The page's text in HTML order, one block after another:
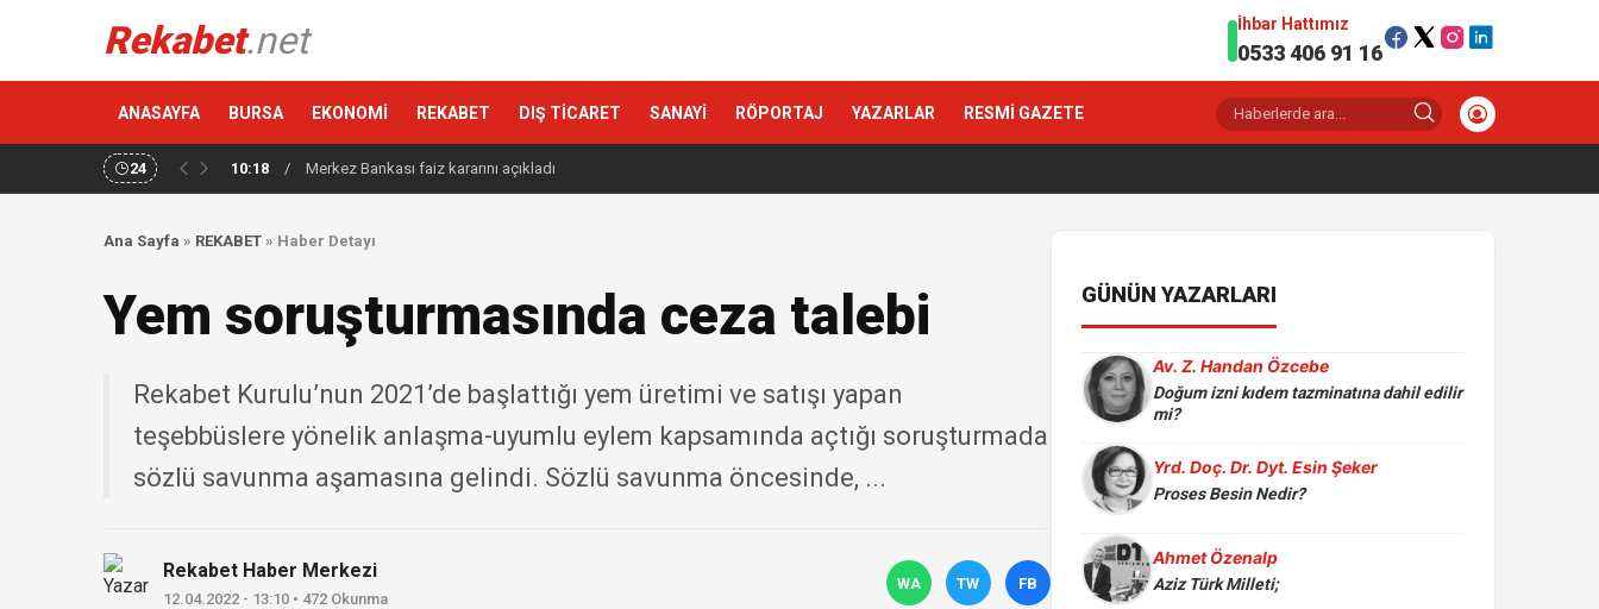
Rekabet.net İhbar Hattımız
0533 406 91 16
ANASAYFA BURSA EKONOMİ REKABET DIŞ TİCARET SANAYİ RÖPORTAJ YAZARLAR RESMİ GAZETE
24 10:18 / Merkez Bankası faiz kararını açıkladı
Ana Sayfa » REKABET » Haber Detayı
Yem soruşturmasında ceza talebi
Rekabet Kurulu’nun 2021’de başlattığı yem üretimi ve satışı yapan
teşebbüslere yönelik anlaşma-uyumlu eylem kapsamında açtığı soruşturmada
sözlü savunma aşamasına gelindi. Sözlü savunma öncesinde, ...
Rekabet Haber Merkezi
12.04.2022 - 13:10 • 472 Okunma
WA TW FB
GÜNÜN YAZARLARI
Av. Z. Handan Özcebe
Doğum izni kıdem tazminatına dahil edilir
mi?
Yrd. Doç. Dr. Dyt. Esin Şeker
Proses Besin Nedir?
Ahmet Özenalp
Aziz Türk Milleti;